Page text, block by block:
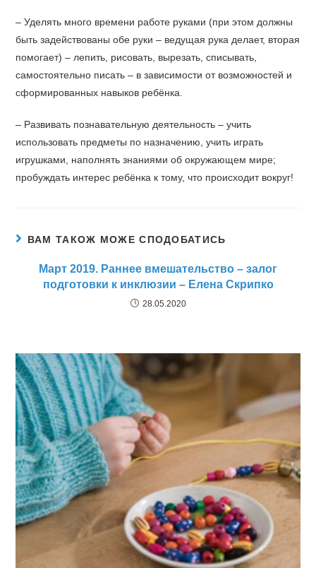
– Уделять много времени работе руками (при этом должны
быть задействованы обе руки – ведущая рука делает, вторая
помогает) – лепить, рисовать, вырезать, списывать,
самостоятельно писать – в зависимости от возможностей и
сформированных навыков ребёнка.
– Развивать познавательную деятельность – учить
использовать предметы по назначению, учить играть
игрушками, наполнять знаниями об окружающем мире;
пробуждать интерес ребёнка к тому, что происходит вокруг!
ВАМ ТАКОЖ МОЖЕ СПОДОБАТИСЬ
Март 2019. Раннее вмешательство – залог
подготовки к инклюзии – Елена Скрипко
28.05.2020